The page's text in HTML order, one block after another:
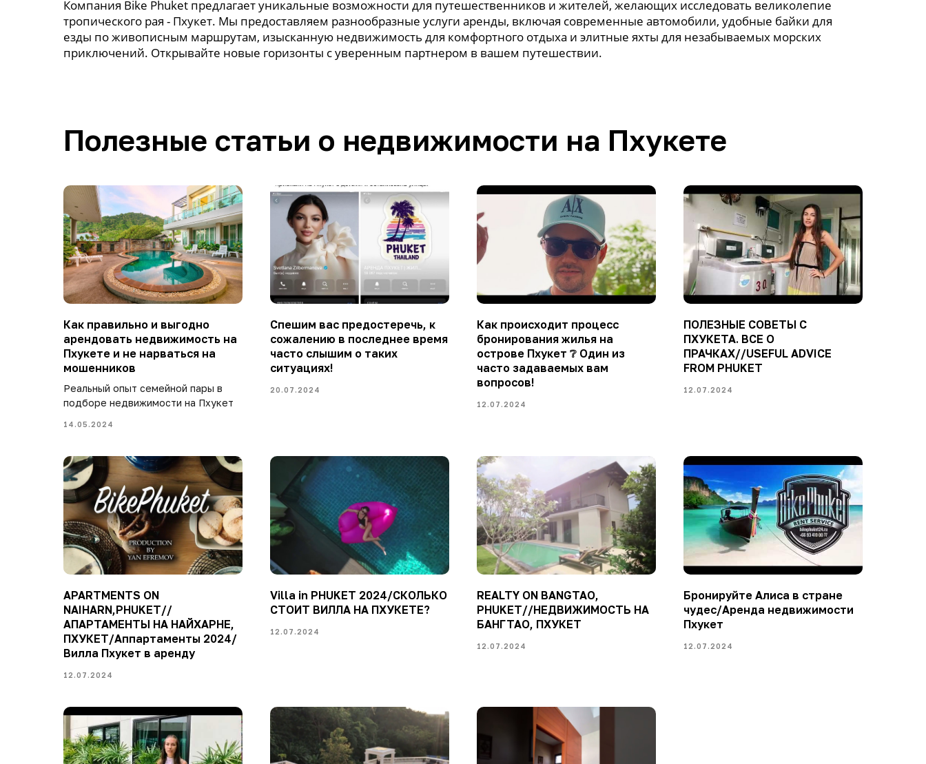
Компания Bike Phuket предлагает уникальные возможности для путешественников и жителей, желающих исследовать великолепие
тропического рая - Пхукет. Мы предоставляем разнообразные услуги аренды, включая современные автомобили, удобные байки для
езды по живописным маршрутам, изысканную недвижимость для комфортного отдыха и элитные яхты для незабываемых морских
приключений. Открывайте новые горизонты с уверенным партнером в вашем путешествии.
Полезные статьи о недвижимости на Пхукете
Как правильно и выгодно
арендовать недвижимость на
Пхукете и не нарваться на
мошенников
Реальный опыт семейной пары в
подборе недвижимости на Пхукет
14.05.2024
Спешим вас предостеречь, к
сожалению в последнее время
часто слышим о таких
ситуациях!
20.07.2024
Как происходит процесс
бронирования жилья на
острове Пхукет ❔ Один из
часто задаваемых вам
вопросов!
12.07.2024
ПОЛЕЗНЫЕ СОВЕТЫ С
ПХУКЕТА. ВСЕ О
ПРАЧКАХ//USEFUL ADVICE
FROM PHUKET
12.07.2024
APARTMENTS ON
NAIHARN,PHUKET//
АПАРТАМЕНТЫ НА НАЙХАРНЕ,
ПХУКЕТ/Аппартаменты 2024/
Вилла Пхукет в аренду
12.07.2024
Villa in PHUKET 2024/СКОЛЬКО
СТОИТ ВИЛЛА НА ПХУКЕТЕ?
12.07.2024
REALTY ON BANGTAO,
PHUKET//НЕДВИЖИМОСТЬ НА
БАНГТАО, ПХУКЕТ
12.07.2024
Бронируйте Алиса в стране
чудес/Аренда недвижимости
Пхукет
12.07.2024